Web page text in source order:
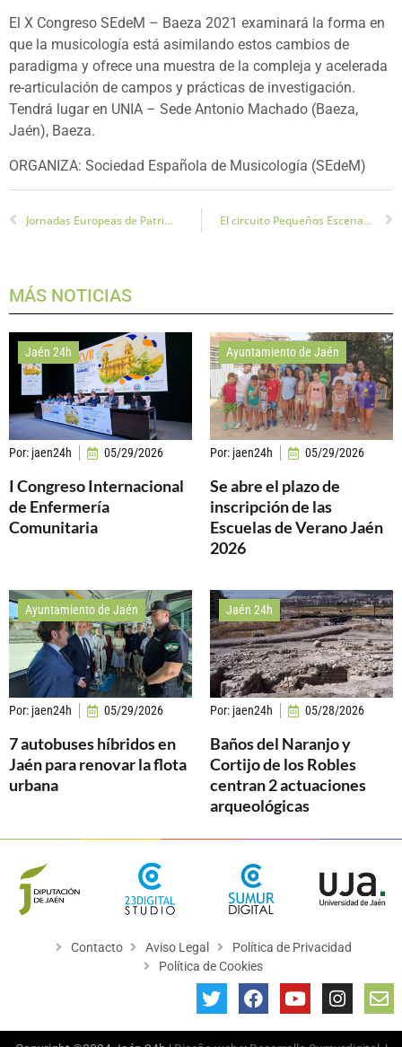
El X Congreso SEdeM – Baeza 2021 examinará la forma en
que la musicología está asimilando estos cambios de
paradigma y ofrece una muestra de la compleja y acelerada
re-articulación de campos y prácticas de investigación.
Tendrá lugar en UNIA – Sede Antonio Machado (Baeza,
Jaén), Baeza.
ORGANIZA: Sociedad Española de Musicología (SEdeM)
Jornadas Europeas de Patrimonio en Jaén El circuito Pequeños Escenarios llevará el teatro a doce de municipios de Jaén
MÁS NOTICIAS
Jaén 24h
Por: jaen24h 05/29/2026
I Congreso Internacional
de Enfermería
Comunitaria
Ayuntamiento de Jaén
Por: jaen24h 05/29/2026
Se abre el plazo de
inscripción de las
Escuelas de Verano Jaén
2026
Ayuntamiento de Jaén
Por: jaen24h 05/29/2026
7 autobuses híbridos en
Jaén para renovar la flota
urbana
Jaén 24h
Por: jaen24h 05/28/2026
Baños del Naranjo y
Cortijo de los Robles
centran 2 actuaciones
arqueológicas
Contacto Aviso Legal
Política de Privacidad
Política de Cookies